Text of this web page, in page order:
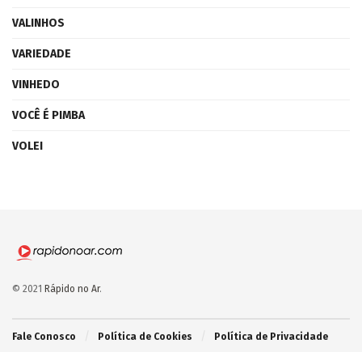
VALINHOS
VARIEDADE
VINHEDO
VOCÊ É PIMBA
VOLEI
© 2021 Rápido no Ar.
Fale Conosco Política de Cookies Política de Privacidade